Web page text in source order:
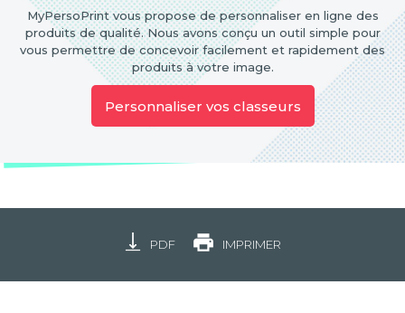
MyPersoPrint vous propose de personnaliser en ligne des
produits de qualité. Nous avons conçu un outil simple pour
vous permettre de concevoir facilement et rapidement des
produits à votre image.
Personnaliser vos classeurs
PDF IMPRIMER